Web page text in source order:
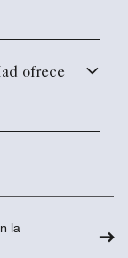
ofrece
la